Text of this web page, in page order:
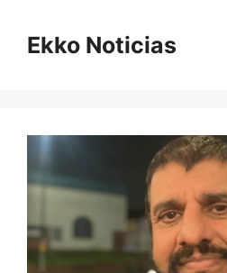
contenido
Ekko Noticias